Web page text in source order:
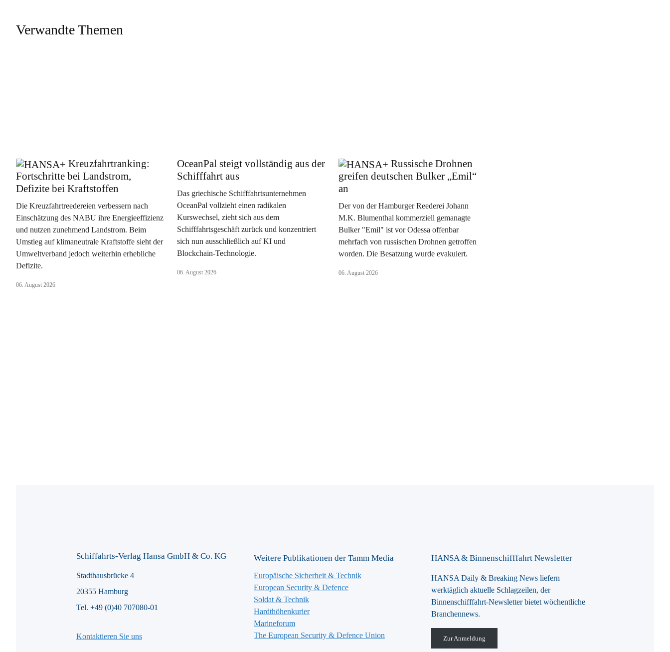
Verwandte Themen
Kreuzfahrtranking:
Fortschritte bei Landstrom,
Defizite bei Kraftstoffen
Die Kreuzfahrtreedereien verbessern nach
Einschätzung des NABU ihre Energieeffizienz
und nutzen zunehmend Landstrom. Beim
Umstieg auf klimaneutrale Kraftstoffe sieht der
Umweltverband jedoch weiterhin erhebliche
Defizite.
06. August 2026
OceanPal steigt vollständig aus der
Schifffahrt aus
Das griechische Schifffahrtsunternehmen
OceanPal vollzieht einen radikalen
Kurswechsel, zieht sich aus dem
Schifffahrtsgeschäft zurück und konzentriert
sich nun ausschließlich auf KI und
Blockchain-Technologie.
06. August 2026
Russische Drohnen
greifen deutschen Bulker „Emil“
an
Der von der Hamburger Reederei Johann
M.K. Blumenthal kommerziell gemanagte
Bulker "Emil" ist vor Odessa offenbar
mehrfach von russischen Drohnen getroffen
worden. Die Besatzung wurde evakuiert.
06. August 2026
Schiffahrts-Verlag Hansa GmbH & Co. KG
Stadthausbrücke 4
20355 Hamburg
Tel. +49 (0)40 707080-01
Kontaktieren Sie uns
Weitere Publikationen der Tamm Media
Europäische Sicherheit & Technik
European Security & Defence
Soldat & Technik
Hardthöhenkurier
Marineforum
The European Security & Defence Union
HANSA & Binnenschifffahrt Newsletter
HANSA Daily & Breaking News liefern
werktäglich aktuelle Schlagzeilen, der
Binnenschifffahrt-Newsletter bietet wöchentliche
Branchennews.
Zur Anmeldung